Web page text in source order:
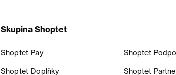
Skupina Shoptet
Shoptet Pay Shoptet
Shoptet Doplňky Shoptet